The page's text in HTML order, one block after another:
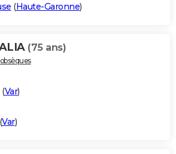
(Haute-Garonne)
(75 ans)
(Var)
(Var)